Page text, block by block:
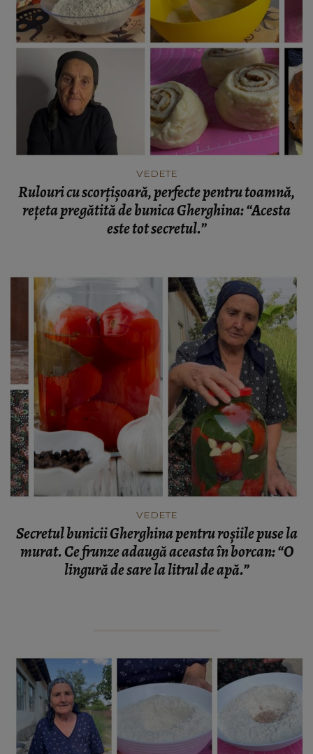
VEDETE
Rulouri cu scorțișoară, perfecte pentru toamnă,
rețeta pregătită de bunica Gherghina: “Acesta
este tot secretul.”
VEDETE
Secretul bunicii Gherghina pentru roșiile puse la
murat. Ce frunze adaugă aceasta în borcan: “O
lingură de sare la litrul de apă.”